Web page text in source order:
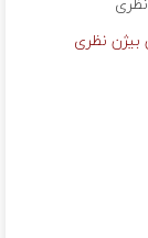
بیژن نظری